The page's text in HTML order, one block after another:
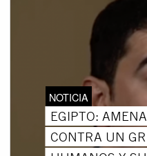
NOTICIA
EGIPTO:
CONTRA UN